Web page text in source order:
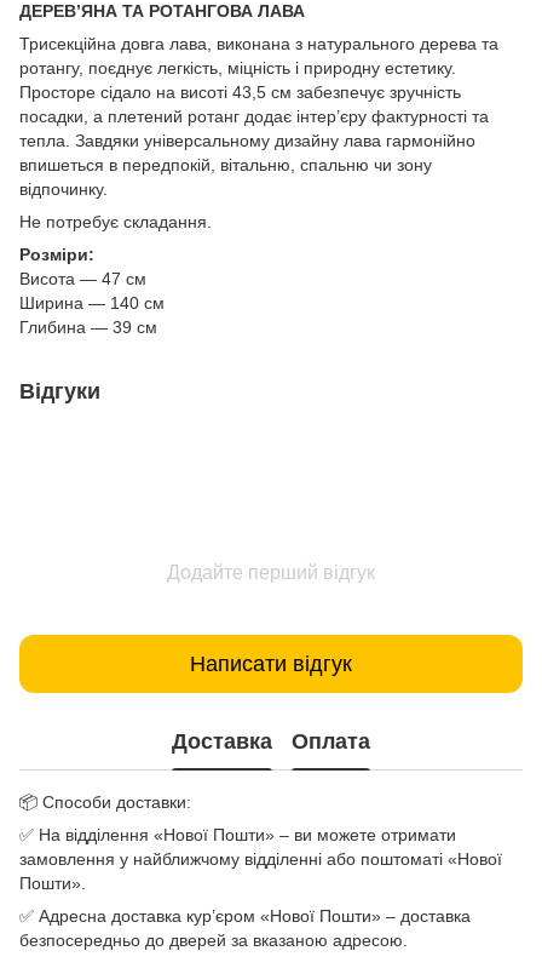
ДЕРЕВ’ЯНА ТА РОТАНГОВА ЛАВА
Трисекційна довга лава, виконана з натурального дерева та
ротангу, поєднує легкість, міцність і природну естетику.
Просторе сідало на висоті 43,5 см забезпечує зручність
посадки, а плетений ротанг додає інтер’єру фактурності та
тепла. Завдяки універсальному дизайну лава гармонійно
впишеться в передпокій, вітальню, спальню чи зону
відпочинку.
Не потребує складання.
Розміри:
Висота — 47 см
Ширина — 140 см
Глибина — 39 см
Відгуки
Додайте перший відгук
Написати відгук
Доставка Оплата
📦 Способи доставки:
✅ На відділення «Нової Пошти» – ви можете отримати
замовлення у найближчому відділенні або поштоматі «Нової
Пошти».
✅ Адресна доставка кур’єром «Нової Пошти» – доставка
безпосередньо до дверей за вказаною адресою.